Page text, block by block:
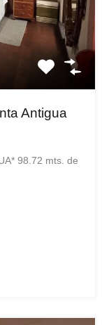
Antigua
98.72 mts. de